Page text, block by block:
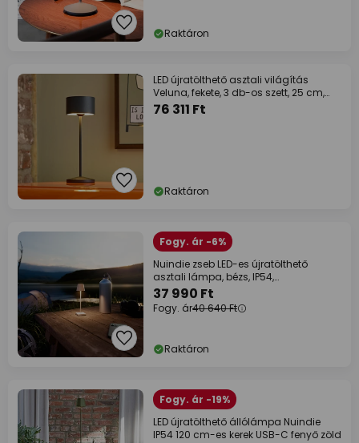
Raktáron
LED újratölthető asztali világítás
Veluna, fekete, 3 db-os szett, 25 cm,
IP44
76 311 Ft
Raktáron
Fogy. ár -6%
Nuindie zseb LED-es újratölthető
asztali lámpa, bézs, IP54,
fényerőszabályzóval
37 990 Ft
Fogy. ár40 640 Ft
Raktáron
Fogy. ár -19%
LED újratölthető állólámpa Nuindie
IP54 120 cm-es kerek USB-C fenyő zöld